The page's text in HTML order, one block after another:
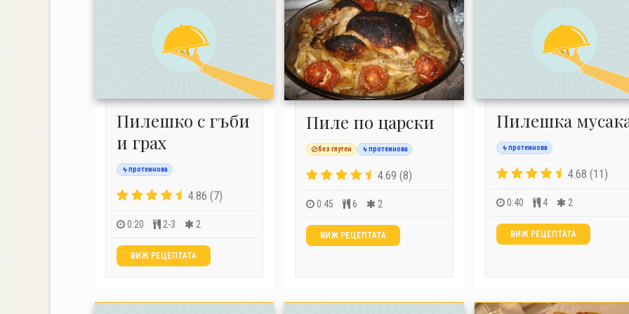
Пилешко с гъби
и грах
протеинова
4.86 (7)
0:20 2-3 2
ВИЖ РЕЦЕПТАТА
Пиле по царски
без глутен протеинова
4.69 (8)
0:45 6 2
ВИЖ РЕЦЕПТАТА
Пилешка
протеинова
4.68 (11)
0:40 4 2
ВИЖ РЕЦЕПТАТА